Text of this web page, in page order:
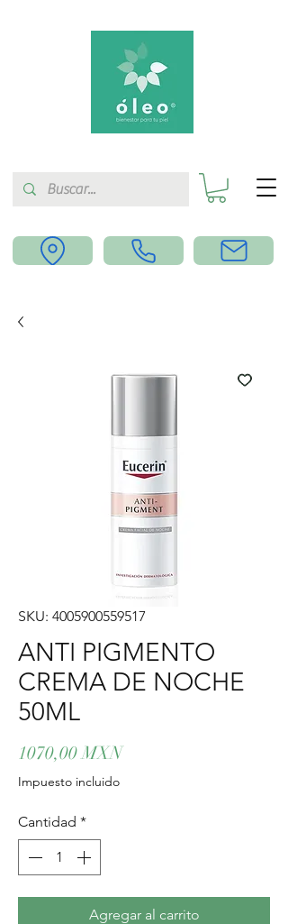
SKU: 4005900559517
ANTI PIGMENTO
CREMA DE NOCHE
50ML
1070,00 MXNPrecio
Impuesto incluido
Cantidad *
Agregar al carrito